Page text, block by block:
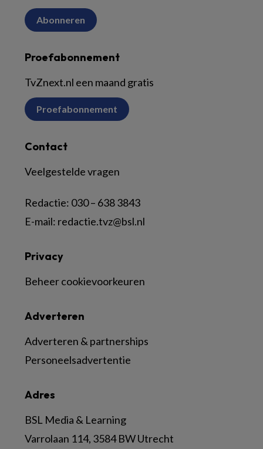
Abonneren
Proefabonnement
TvZnext.nl een maand gratis
Proefabonnement
Contact
Veelgestelde vragen
Redactie: 030 – 638 3843
E-mail: redactie.tvz@bsl.nl
Adres
BSL Media & Learning
Varrolaan 114, 3584 BW Utrecht
Adverteren
Adverteren & partnerships
Personeelsadvertentie
Privacy
Beheer cookievoorkeuren